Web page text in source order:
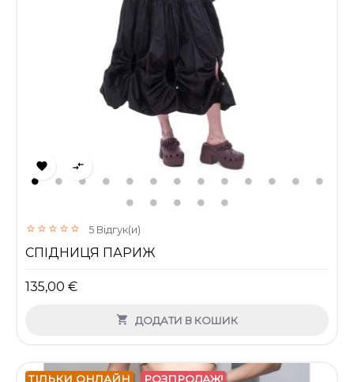
 
5 Відгук(и)
СПІДНИЦЯ ПАРИЖ
135,00 €
 ДОДАТИ В КОШИК
ТІЛЬКИ ОНЛАЙН РОЗПРОДАЖ!